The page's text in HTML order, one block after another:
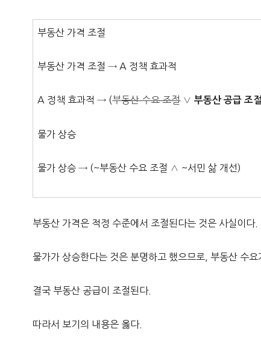
부동산 가격 조절
부동산 가격 조절 → A 정책 효과적
A 정책 효과적 → (부동산 수요 조절∨부동산 공급 조절
물가 상승
물가 상승 → (~부동산 수요 조절 ∧ ~서민 삶 개선)
부동산 가격은 적정 수준에서 조절된다는 것은 사실이
물가가 상승한다는 것은 분명하고 했으므로, 부동산 수
결국 부동산 공급이 조절된다.
따라서 보기의 내용은 옳다.